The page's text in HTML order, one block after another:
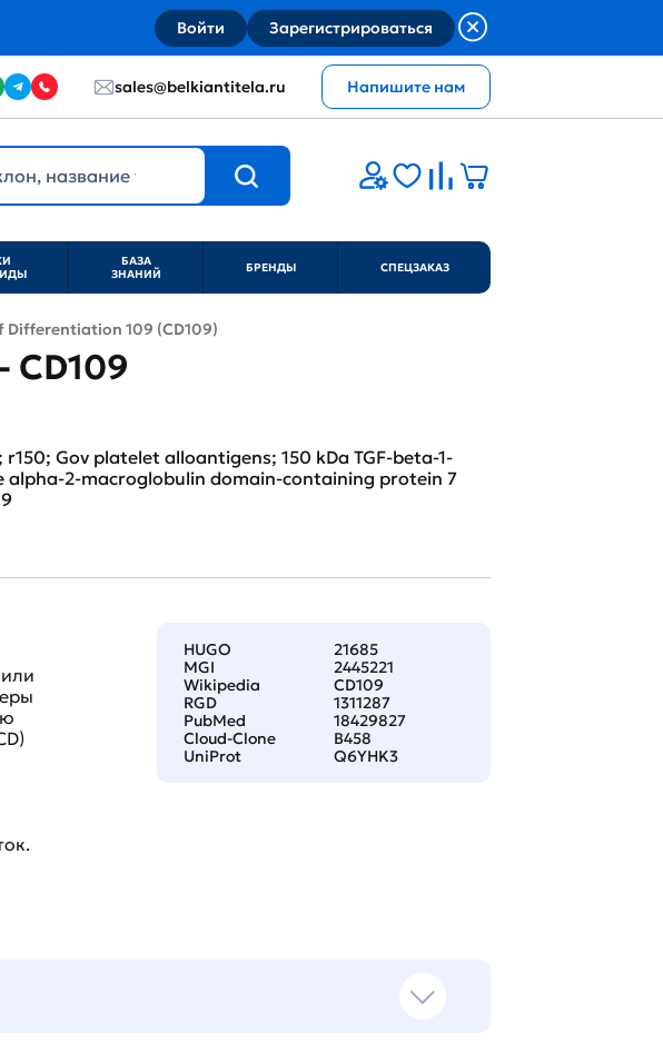
Войти Зарегистрироваться
sales@belkiantitela.ru Напишите нам
БАЗА
ЗНАНИЙ
БРЕНДЫ СПЕЦЗАКАЗ
Differentiation 109 (CD109)
r150; Gov platelet alloantigens; 150 kDa TGF-beta-1-
alpha-2-macroglobulin domain-containing protein 7
HUGO
21685
MGI
2445221
Wikipedia
CD109
RGD
1311287
PubMed
18429827
Cloud-Clone
B458
UniProt
Q6YHK3